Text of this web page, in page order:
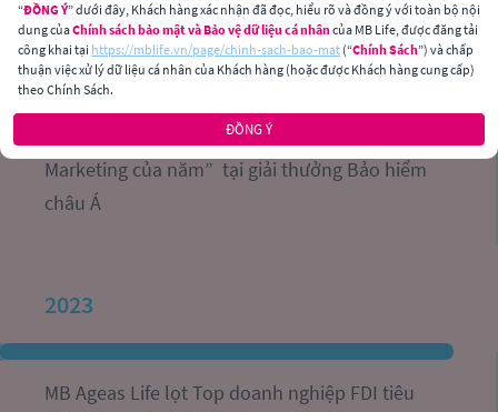
2024
MB Ageas Life được vinh danh “Chiến dịch
Marketing của năm”  tại giải thưởng Bảo hiểm
châu Á
2023
MB Ageas Life lọt Top doanh nghiệp FDI tiêu
“ĐỒNG Ý” dưới đây, Khách hàng xác nhận đã đọc, hiểu rõ và đồng ý với toàn bộ nội
dung củaChính sách bảo mật và Bảo vệ dữ liệu cá nhâncủa MB Life, được đăng tải
công khai tại https://mblife.vn/page/chinh-sach-bao-mat (“Chính Sách”) và chấp
thuận việc xử lý dữ liệu cá nhân của Khách hàng (hoặc được Khách hàng cung cấp)
theo Chính Sách.
ĐỒNG Ý